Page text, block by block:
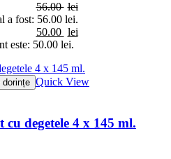
56.00 lei
a fost: 56.00 lei.
50.00 lei
este: 50.00 lei.
dorințe Quick View
cu degetele 4 x 145 ml.